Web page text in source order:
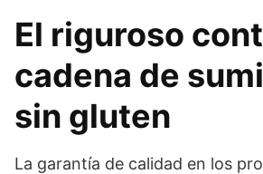
El riguroso
cadena de
sin gluten
La garantía de calidad en los